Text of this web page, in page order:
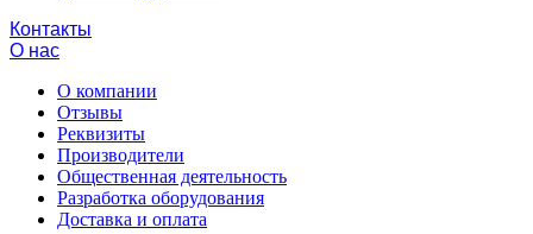
Контакты
О нас
О компании
Отзывы
Реквизиты
Производители
Общественная деятельность
Разработка оборудования
Доставка и оплата